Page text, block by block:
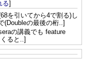
る]
を引いてから4で割る)し
(Doubleの最後の桁..]
の講義でも feature
ると..]